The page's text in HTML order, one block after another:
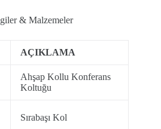
& Malzemeler
AÇIKLAMA
Ahşap Kollu Konferans
Koltuğu
Sırabaşı Kol